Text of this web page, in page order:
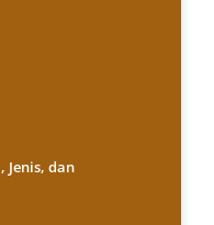
Jenis, dan